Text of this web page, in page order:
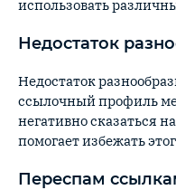
использовать
Недостаток
Недостаток
ссылочный профиль
негативно сказаться
помогает избежать
Переспам